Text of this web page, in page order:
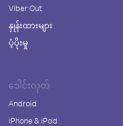
Viber Out
နှုန်းထားများ
ပံ့ပိုးမှု
ဒေါင်းလုတ်
Android
iPhone & iPad